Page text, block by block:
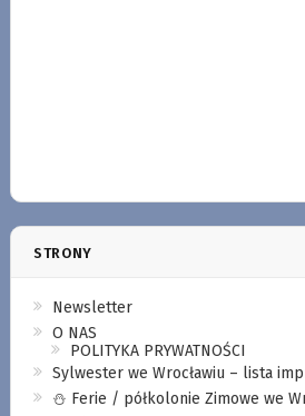
STRONY
Newsletter
O NAS
POLITYKA PRYWATNOŚCI
Sylwester we Wrocławiu – lista
⛄️ Ferie / półkolonie Zimowe we